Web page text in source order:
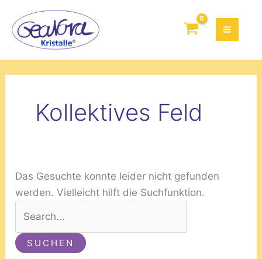
Inhalt
springen
Kollektives Feld
Das Gesuchte konnte leider nicht gefunden
werden. Vielleicht hilft die Suchfunktion.
Suchen
nach: